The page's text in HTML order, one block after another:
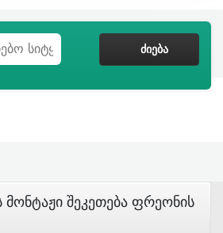
ᲫᲘᲔᲑᲐ
Შეკეთება Ფრეონის